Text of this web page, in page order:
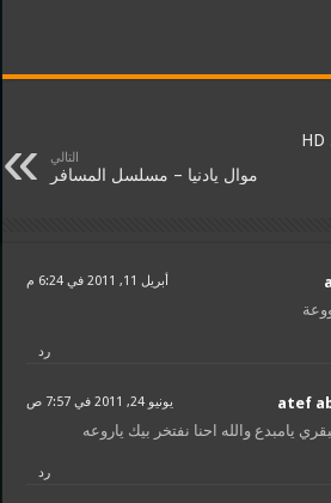
التالي
موال يادنيا – مسلسل المسافر
أبريل 11, 2011 في 6:24 م
رد
atef يونيو 24, 2011 في 7:57 ص
يامبدع والله احنا نفتخر بيك ياروعه
رد